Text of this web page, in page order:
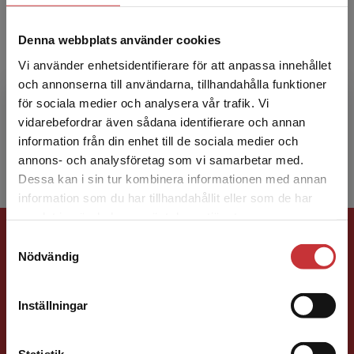
Denna webbplats använder cookies
Vi använder enhetsidentifierare för att anpassa innehållet
och annonserna till användarna, tillhandahålla funktioner
för sociala medier och analysera vår trafik. Vi
vidarebefordrar även sådana identifierare och annan
information från din enhet till de sociala medier och
annons- och analysföretag som vi samarbetar med.
Dessa kan i sin tur kombinera informationen med annan
information som du har tillhandahållit eller som de har
Nödvändig
Inställningar
Begränsad fraktregion
Det verkar som att du besöker
studentlitteratur.se via en enhet utanför Sverige.
Vi erbjuder inte leveranser utanför Sverige. För
att kunna slutföra ett köp måste
Ann-Louise Ljungblad
Ann-Louise Ljungblad är docent i pedagogik
och arbetar på Institutionen för skolutveckling
och ledarskap, Malmö universitet. Hennes
forskningsintre...